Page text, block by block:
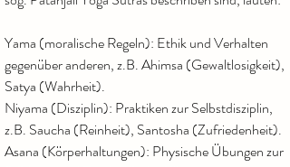
Yama (moralische Regeln): Ethik und Verhalten
gegenüber anderen, z.B. Ahimsa (Gewaltlosigkeit),
Satya (Wahrheit).
Niyama (Disziplin): Praktiken zur Selbstdisziplin,
z.B. Saucha (Reinheit), Santosha (Zufriedenheit).
Asana (Körperhaltungen): Physische Übungen zur